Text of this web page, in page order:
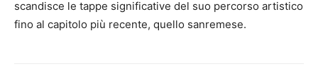
scandisce le tappe significative del suo percorso artistico
fino al capitolo più recente, quello sanremese.